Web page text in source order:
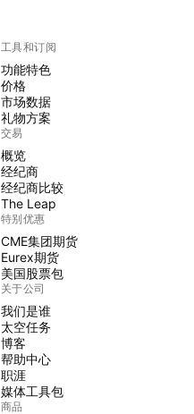
工具和订阅
功能特色
价格
市场数据
礼物方案
交易
概览
经纪商
经纪商比较
The Leap
特别优惠
CME集团期货
Eurex期货
美国股票包
关于公司
我们是谁
太空任务
博客
帮助中心
职涯
媒体工具包
商品